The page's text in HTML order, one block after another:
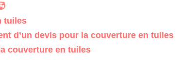
tuiles
d’un devis pour la couverture en tuiles
couverture en tuiles